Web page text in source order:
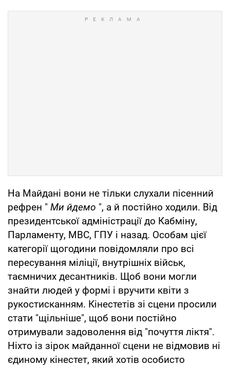
На Майдані вони не тільки слухали пісенний
рефрен " Ми йдемо ", а й постійно ходили. Від
президентської адміністрації до Кабміну,
Парламенту, МВС, ГПУ і назад. Особам цієї
категорії щогодини повідомляли про всі
пересування міліції, внутрішніх військ,
таємничих десантників. Щоб вони могли
знайти людей у формі і вручити квіти з
рукостисканням. Кінестетів зі сцени просили
стати "щільніше", щоб вони постійно
отримували задоволення від "почуття ліктя".
Ніхто із зірок майданної сцени не відмовив ні
єдиному кінестет, який хотів особисто